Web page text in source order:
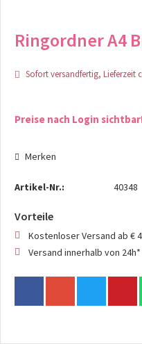
Ringordner A4
Sofort versandfertig, Lieferzeit
Preise nach Login
Merken
Artikel-Nr.: 40348
Vorteile
Kostenloser Versand ab €
Versand innerhalb von 24h*